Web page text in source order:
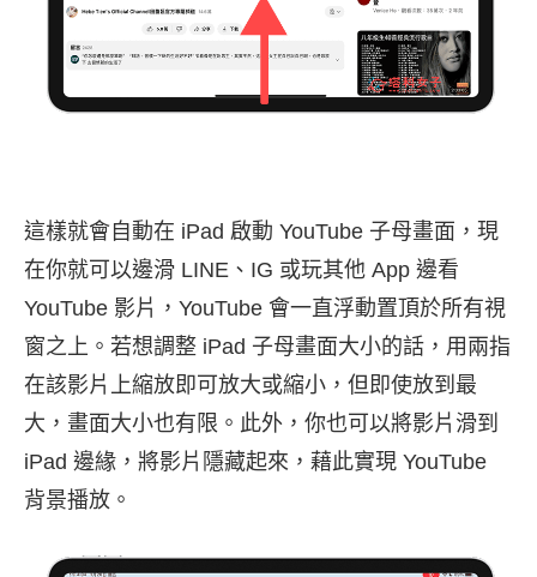
這樣就會自動在 iPad 啟動 YouTube 子母畫面，現
在你就可以邊滑 LINE、IG 或玩其他 App 邊看
YouTube 影片，YouTube 會一直浮動置頂於所有視
窗之上。若想調整 iPad 子母畫面大小的話，用兩指
在該影片上縮放即可放大或縮小，但即使放到最
大，畫面大小也有限。此外，你也可以將影片滑到
iPad 邊緣，將影片隱藏起來，藉此實現 YouTube
背景播放。